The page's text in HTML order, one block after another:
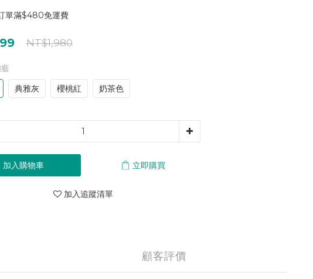
單滿$480免運費
NT$1,980
藍
典雅灰 櫻桃紅 奶茶色
加入購物車 立即購買
加入追蹤清單
顧客評價